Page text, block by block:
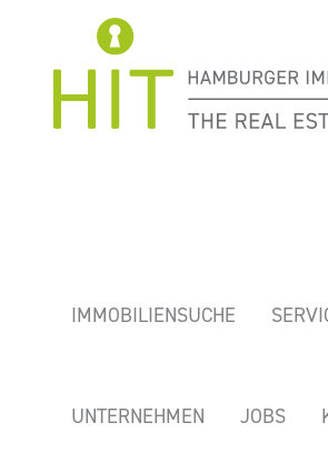
IMMOBILIENSUCHE
UNTERNEHMEN JOBS
„SUMATRAKONTOR”
TOP BÜROS MIT